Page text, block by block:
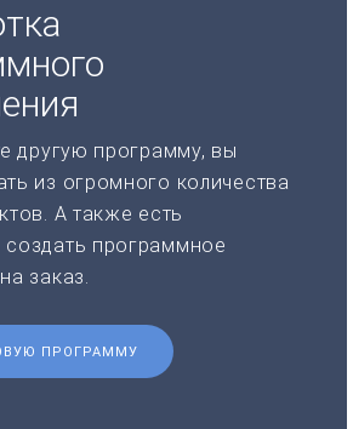
другую программу, вы
из огромного количества
А также есть
программное
заказ.
ПРОГРАММУ